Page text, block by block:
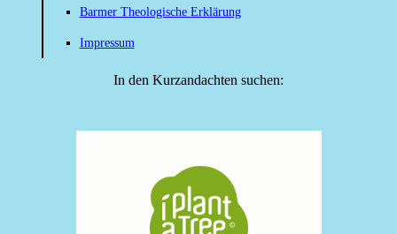
Barmer Theologische Erklärung
Impressum
In den Kurzandachten suchen: